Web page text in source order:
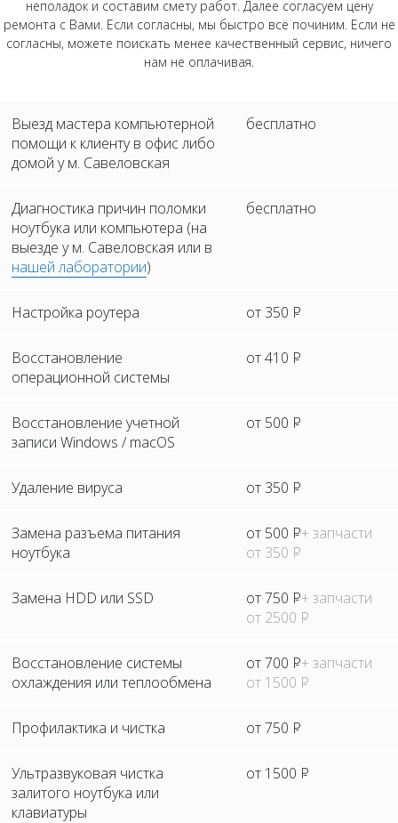
неполадок и составим смету работ. Далее согласуем цену
ремонта с Вами. Если согласны, мы быстро всё починим. Если не
согласны, можете поискать менее качественный сервис, ничего
нам не оплачивая.
Выезд мастера компьютерной
помощи к клиенту в офис либо
домой у м. Савеловская
бесплатно
Диагностика причин поломки
ноутбука или компьютера (на
выезде у м. Савеловская или в
нашей лаборатории)
бесплатно
Настройка роутера от 350 Р
Восстановление
операционной системы
от 410 Р
Восстановление учетной
записи Windows / macOS
от 500 Р
Удаление вируса от 350 Р
Замена разъема питания
ноутбука
от 500 Р+ запчасти
от 350 Р
Замена HDD или SSD от 750 Р+ запчасти
от 2500 Р
Восстановление системы
охлаждения или теплообмена
от 700 Р+ запчасти
от 1500 Р
Профилактика и чистка от 750 Р
Ультразвуковая чистка
залитого ноутбука или
клавиатуры
от 1500 Р